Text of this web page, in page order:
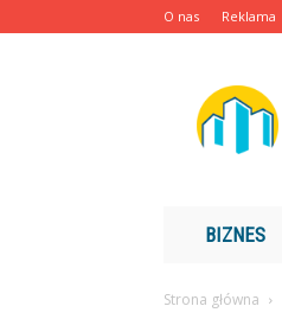
O nas Reklama
BIZNES
Strona główna